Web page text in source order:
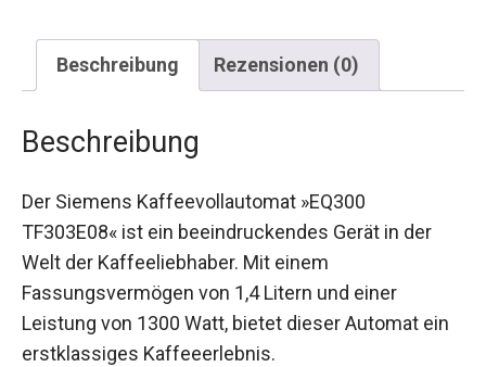
Beschreibung Rezensionen (0)
Beschreibung
Der Siemens Kaffeevollautomat »EQ300
TF303E08« ist ein beeindruckendes Gerät in der
Welt der Kaffeeliebhaber. Mit einem
Fassungsvermögen von 1,4 Litern und einer
Leistung von 1300 Watt, bietet dieser Automat ein
erstklassiges Kaffeeerlebnis.